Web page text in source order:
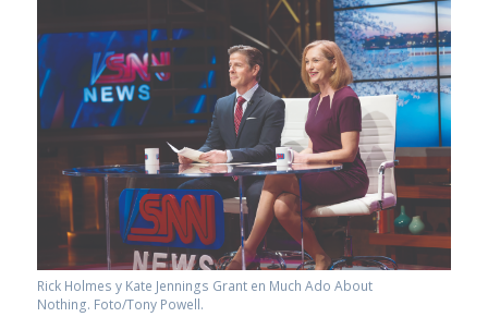
Rick Holmes y Kate Jennings Grant en Much Ado About
Nothing. Foto/Tony Powell.